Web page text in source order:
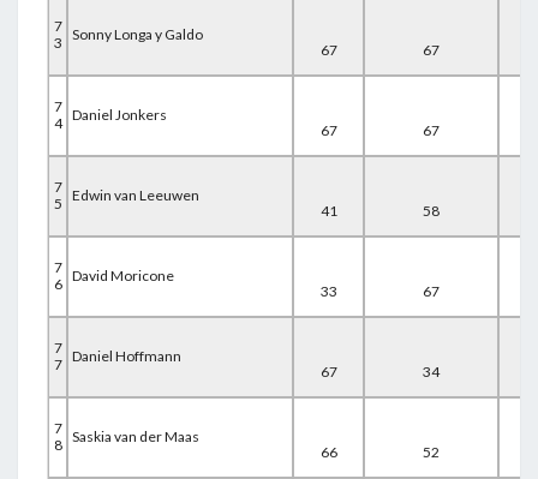
7
3
Sonny Longa y Galdo
67
67
7
4 Daniel Jonkers
67
67
7
5
Edwin van Leeuwen
41
58
7
6 David Moricone
33
67
7
7 Daniel Hoffmann
67
34
7
8 Saskia van der Maas
66
52